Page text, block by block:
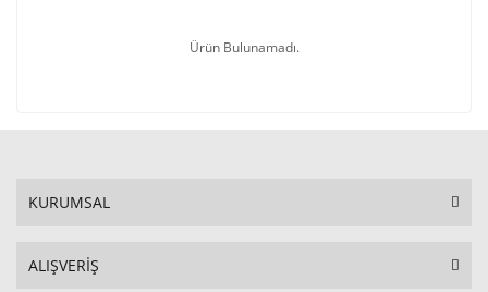
Ürün Bulunamadı.
KURUMSAL
ALIŞVERİŞ